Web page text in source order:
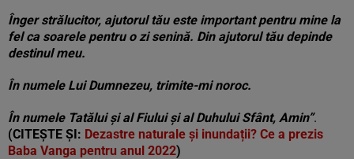
Înger strălucitor, ajutorul tău este important pentru mine la
fel ca soarele pentru o zi senină. Din ajutorul tău depinde
destinul meu.
În numele Lui Dumnezeu, trimite-mi noroc.
În numele Tatălui și al Fiului și al Duhului Sfânt, Amin”.
(CITEȘTE ȘI: Dezastre naturale și inundații? Ce a prezis
Baba Vanga pentru anul 2022)